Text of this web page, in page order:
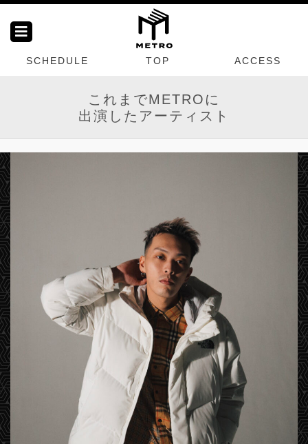
SCHEDULE TOP ACCESS
これまでMETROに
出演したアーティスト